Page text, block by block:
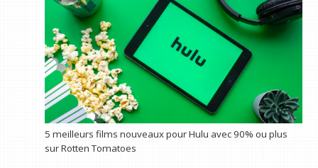
5 meilleurs films nouveaux pour Hulu avec 90% ou plus
sur Rotten Tomatoes